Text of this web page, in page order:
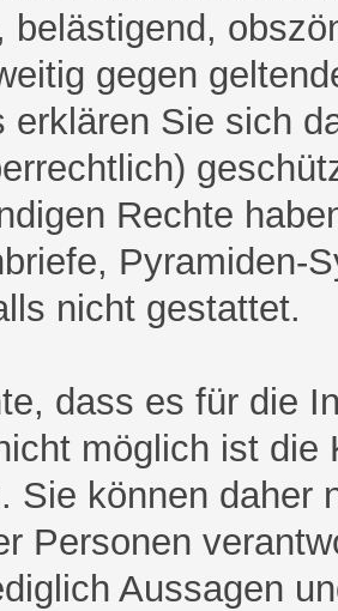
belästigend,
gegen
erklären Sie sich
Rechte
Pyramiden-
nicht gestattet.
dass es für die
möglich ist die
Sie können daher
Personen
Aussagen